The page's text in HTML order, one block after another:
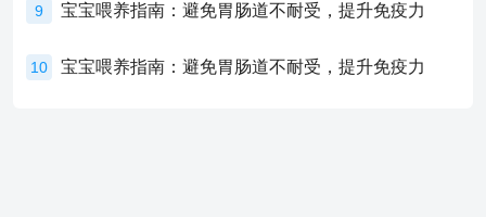
9 宝宝喂养指南：避免胃肠道不耐受，提升免疫力
10 宝宝喂养指南：避免胃肠道不耐受，提升免疫力